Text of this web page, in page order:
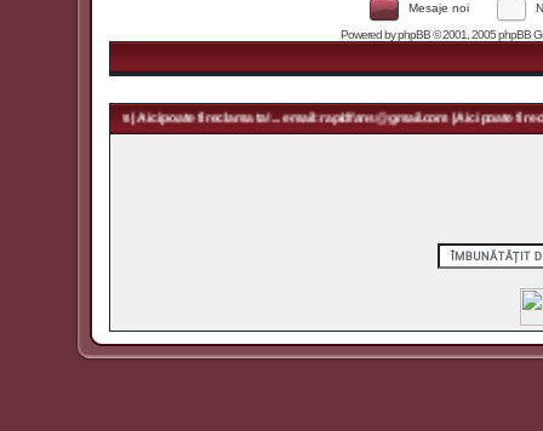
Mesaje noi
Powered byphpBB© 2001, 2005 phpBB
| Aici poate fi reclama ta! ... email: rapidfans@gmail.com | Aici poate fi